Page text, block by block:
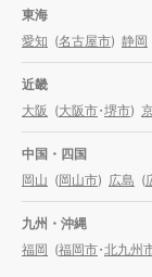
東海
愛知 (名古屋市) 静岡
近畿
大阪 (大阪市・堺市)
中国・四国
岡山 (岡山市) 広島 (
九州・沖縄
福岡 (福岡市・北九州